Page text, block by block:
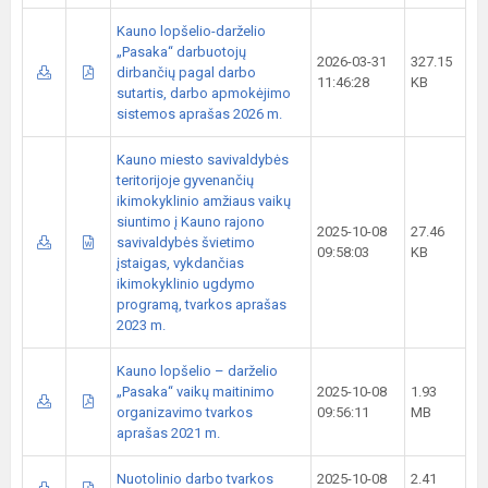
Kauno lopšelio-darželio
„Pasaka“ darbuotojų
dirbančių pagal darbo
sutartis, darbo apmokėjimo
sistemos aprašas 2026 m.
2026-03-31
11:46:28
327.15
KB
Kauno miesto savivaldybės
teritorijoje gyvenančių
ikimokyklinio amžiaus vaikų
siuntimo į Kauno rajono
savivaldybės švietimo
įstaigas, vykdančias
ikimokyklinio ugdymo
programą, tvarkos aprašas
2023 m.
2025-10-08
09:58:03
27.46
KB
Kauno lopšelio – darželio
„Pasaka“ vaikų maitinimo
organizavimo tvarkos
aprašas 2021 m.
2025-10-08
09:56:11
1.93
MB
Nuotolinio darbo tvarkos
2025-10-08
2.41